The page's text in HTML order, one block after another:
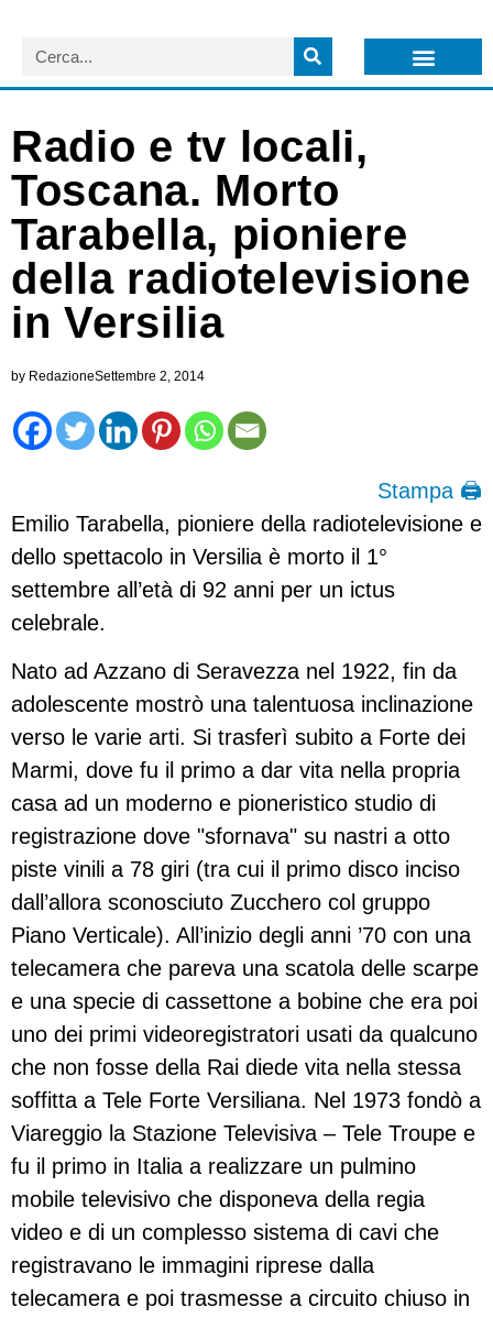
Radio e tv locali,
Toscana. Morto
Tarabella, pioniere
della radiotelevisione
in Versilia
by RedazioneSettembre 2, 2014
Stampa 🖨
Emilio Tarabella, pioniere della radiotelevisione e
dello spettacolo in Versilia è morto il 1°
settembre all’età di 92 anni per un ictus
celebrale.
Nato ad Azzano di Seravezza nel 1922, fin da
adolescente mostrò una talentuosa inclinazione
verso le varie arti. Si trasferì subito a Forte dei
Marmi, dove fu il primo a dar vita nella propria
casa ad un moderno e pioneristico studio di
registrazione dove "sfornava" su nastri a otto
piste vinili a 78 giri (tra cui il primo disco inciso
dall’allora sconosciuto Zucchero col gruppo
Piano Verticale). All’inizio degli anni ’70 con una
telecamera che pareva una scatola delle scarpe
e una specie di cassettone a bobine che era poi
uno dei primi videoregistratori usati da qualcuno
che non fosse della Rai diede vita nella stessa
soffitta a Tele Forte Versiliana. Nel 1973 fondò a
Viareggio la Stazione Televisiva – Tele Troupe e
fu il primo in Italia a realizzare un pulmino
mobile televisivo che disponeva della regia
video e di un complesso sistema di cavi che
registravano le immagini riprese dalla
telecamera e poi trasmesse a circuito chiuso in